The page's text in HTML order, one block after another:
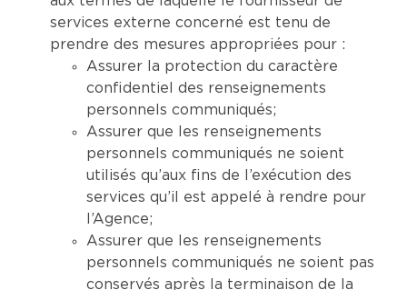
services externe concerné est tenu de
prendre des mesures appropriées pour :
Assurer la protection du caractère
confidentiel des renseignements
personnels communiqués;
Assurer que les renseignements
personnels communiqués ne soient
utilisés qu’aux fins de l’exécution des
services qu’il est appelé à rendre pour
l’Agence;
Assurer que les renseignements
personnels communiqués ne soient pas
conservés après la terminaison de la